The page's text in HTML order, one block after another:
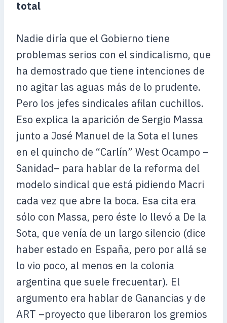
total
Nadie diría que el Gobierno tiene
problemas serios con el sindicalismo, que
ha demostrado que tiene intenciones de
no agitar las aguas más de lo prudente.
Pero los jefes sindicales afilan cuchillos.
Eso explica la aparición de Sergio Massa
junto a José Manuel de la Sota el lunes
en el quincho de “Carlín” West Ocampo –
Sanidad– para hablar de la reforma del
modelo sindical que está pidiendo Macri
cada vez que abre la boca. Esa cita era
sólo con Massa, pero éste lo llevó a De la
Sota, que venía de un largo silencio (dice
haber estado en España, pero por allá se
lo vio poco, al menos en la colonia
argentina que suele frecuentar). El
argumento era hablar de Ganancias y de
ART –proyecto que liberaron los gremios